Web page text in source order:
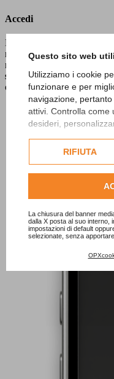
Questo sito web
Utilizziamo i cookie
funzionare e per
navigazione,
attivi. Controlla come
desideri,
esclusivamente
RIFIUTA
La chiusura del banner
dalla X posta al suo interno,
impostazioni di default
selezionate, senza
Accedi
Dopo aver scaricato l'app,
numero di telefono o con
mostre disponibili nelle tue
salva quelli desiderati
ogni momento.